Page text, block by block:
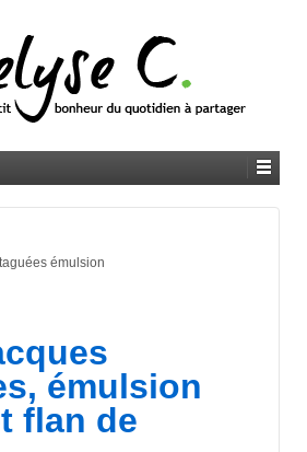
émulsion
émulsion
flan de